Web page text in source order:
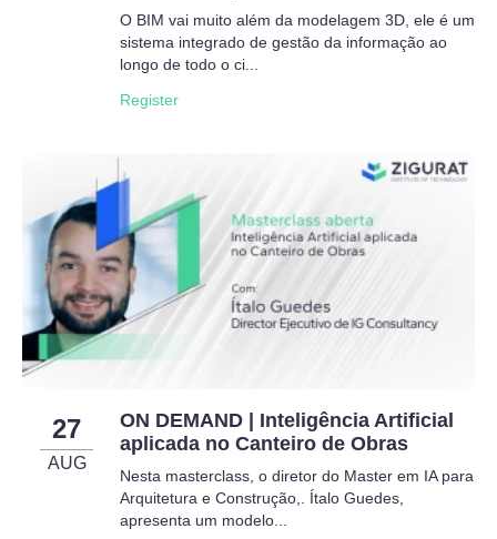
O BIM vai muito além da modelagem 3D, ele é um
sistema integrado de gestão da informação ao
longo de todo o ci...
Register
27
AUG
ON DEMAND | Inteligência Artificial
aplicada no Canteiro de Obras
Nesta masterclass, o diretor do Master em IA para
Arquitetura e Construção,. Ítalo Guedes,
apresenta um modelo...